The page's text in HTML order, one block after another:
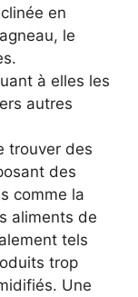
en
le
à elles les
autres
trouver des
des
comme la
aliments de
tels
trop
Une